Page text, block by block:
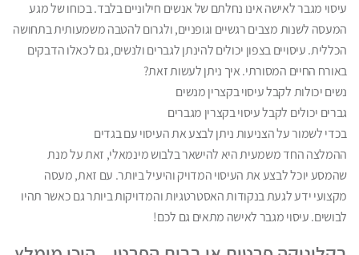
עיסוי מגבר לאישה אינו נחלתם של אנשים חילוניים בלבד. בכוחו של מגע
המעסה לשנות מצבים רגשיים וגופניים, ולגרום להטבה משמעותית בתחושה
הכללית. עיסויים בצפון יכולים להינתן לגברים ולנשים, גם לכאלו הדבקים
באורח החיים המסורתי. איך ניתן לעשות זאת?
נשים יכולות לקבל עיסוי בקצרין מנשים
גברים יכולים לקבל עיסוי בקצרין מגברים
בכדי לשמור על הצניעות ניתן לבצע את העיסוי עם בגדים
ההמלצה החד משמעית היא להישאר בלבוש מינמאלי, זאת על מנת
שהמסע יוכל לבצע את העיסוי המדויק והיעיל ביותר. עם זאת, מעסה
מקצועי ידע לגעת בנקודות האסטרטגיות והמדויקות ביותר גם כאשר תהיו
לבושים. עיסוי מגבר לאישה מתאים גם לכם!